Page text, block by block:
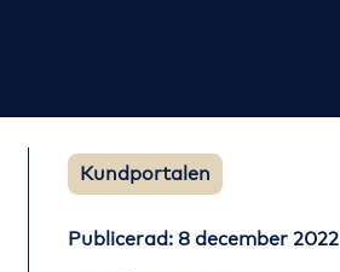
Kundportalen
Publicerad: 8 december 2022